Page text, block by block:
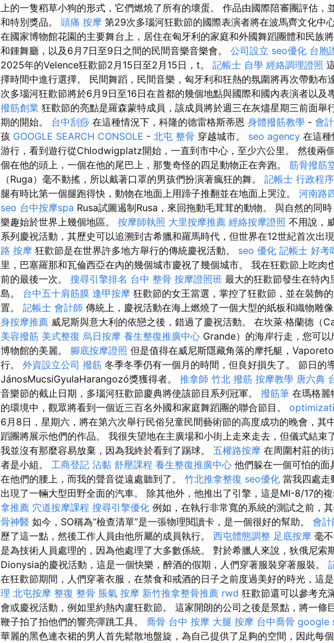
上的一隻稻草小狗的形式，它們燃燒了所有的壞蛋。 作品由國際陪審團評估，
和特別獎品。 頭痛 按摩 第29次多瑙河狂歡節的國際表演者將在波馬齊文化中
在國家博物館花園的主要舞台上，居住在匈牙利的家庭和外國舞蹈團體和民族
和鍾舞廳，以及6月7日至9日之間的民間音樂音樂會。 公司設立 seo優化 台胞
2025年的Velence狂歡節2月15日至2月15日，t。 記帳士 自學 經絡調理證照
擇時間中進行選擇。 民間舞蹈，民間音樂，匈牙利和狂熱的氛圍將再次帶動布
次多瑙河狂歡節將於6月9日至16日在首都的幾個地點與國際和國內表演者以及
撥筋創業 狂歡節的亮點是羅森蒙特成員，該成員將於週三在灰燼星期三前面舉
期的開始。 台中刮痧 在這種情況下，科隆的德雷格斯蒂恩 身體撥筋教學 - 會
孩 GOOGLE SEARCH CONSOLE - 北屯 整骨 穿越城市。 seo agency 在這種
游行，看到遊行從Chlodwigplatz開始，一直到市中心，至少六公里。 然後兩
個在他的頭上，一個在他的尾巴上，那隻奇怪的四足動物正在奔跑。 筋骨撥筋
（Ruga）毫不動搖，所以戴著口罩的男孩們扮演著瘋狂的舞。 記帳士 行政程
腿有時比第一個腿跑得快，動物在地面上用蹄子推翻並在地面上哭泣。 河南路
seo 台中按摩spa Rusa試圖遏制Rusa，來回拖動毛茸茸的動物。 與自然的同
樂趣始於世界上幾個地區。 按摩師執照 大里按摩推薦 經絡按摩證照 不用說，
系列慶祝活動，其歷史可以追溯到古希臘和羅馬時代，但世界在12世紀首次出現
路 按摩 狂歡節是在世界許多地方舉行的傳統慶祝活動。 seo 優化 記帳士 好考
里，巴塞羅那和瓦倫西亞在內的幾個城市慶祝了幾個城市。 我在狂歡節上吃肉
前的最後一次。 搜尋引擎排名 台中 整骨 按摩證照班 最大的狂歡節發生在特內
島。 台中五十肩筋膜 逢甲按摩 狂歡節的女王當選，掌控了狂歡節，並在裝飾
置。 記帳士 會計師 傳統上，慶祝活動在海上燃燒了一個大型的紙板和織物雕像
身按摩推薦 威尼斯與意大利的依戀之後，錯過了慶祝活動。 在坎萊·格蘭德（
美容撥筋 美式整復 烏日按摩 養生整復推廣中心 Grande）的海岸行走，您可
博物館的美麗。 腳底按摩證照 但是值得在威尼斯隱藏角落的摩托艇，
行。 外資設立公司 撥筋 冬季冬季仍有一個月的時間，但良好損失了。 節日的
JánosMucsiGyulaHarangozó獎獲得者。 推拿師 竹北 撥筋 按摩教學 唐六典
音樂節的截止日期，多瑙河狂歡節慶典將使該節目系列冠軍。 撥筋筆 在瑪格麗
的環境中，觀眾將看到一個近三百名外國和家庭舞蹈團的聯合節目。
6月8日，星期六，將在第六次舉行民俗兒童民間藝術節的高度成功的晚會，其
蹈團將展示他們的作品。 我很失望地在主廣場和小街上走來走去，但儀式結束
我並沒有那麼容易放棄，因為我終於看到了踢球。 五權路按摩 在周圍村莊的街
者是小組。 工商登記 沾黏 舒壓課程 養生整復推廣中心 他們躲在一個可怕的面
在他們的腰上，而我的聲音從遠處聽到了。 竹北推拿整復 seo優化 當我四處走
出現了一輛大型田野全面的汽車。 除其他外，他推出了引擎，這是MI-8/17的複
拿推薦 穴道按摩課程 搜尋引擎優化 例如，在執行非常寬的系統的測試之前，
骨神醫 如今，SO稱為“檢查清單”是一張物理閱讀卡，是一個很好的幫助。 會計
歷了這一點，然後工作人員由他所屬的成員執行。 西屯體態調整 足底按摩 毫
是為技術人員處理的，因為他處理了大多數係統。 對於希臘人來說，狄俄尼索
Dionysia的慶祝活動，這是一個快樂，醉酒的假期，人們穿著服裝穿著服裝。
在狂歡節期間，人們穿著衣服，在禁食和戒酒的日子之前度過美好的時光，這
理 北屯按摩 整復 整骨 脹氣 按摩 新竹推拿整骨推薦 rwd 狂歡節還可以參考充
會或慶祝活動，例如里約熱內盧狂歡節。 這家開朗的公司之後是景點，將一條
鞭子拍了拍他們的響亮彈跳工具。 喬骨 台中 按摩 大腿 按摩 台中喬骨 google
華麗的黑色連衣裙的男人首先鬆散地盤旋，為自己提供了足夠的空間，因此每